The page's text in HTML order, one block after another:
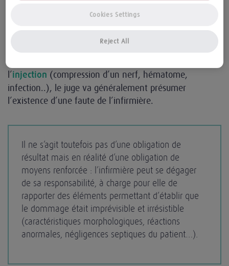
véhicule", une infirmière doit normalement "avoir la
maîtrise de son aiguille". De la survenance d’un
l’injection (compression d’un nerf, hématome,
infection..), le juge va généralement présumer
l’existence d’une faute de l’infirmière.
Il ne s’agit toutefois pas d’une obligation de
résultat mais en réalité d’une obligation de
moyens renforcée : l’infirmière peut se dégager
de sa responsabilité, à charge pour elle de
rapporter des éléments permettant d’établir que
le dommage était imprévisible et irrésistible
(caractéristiques morphologiques, réactions
anormales, négligences septiques du patient…).
Reject All
Cookies Settings